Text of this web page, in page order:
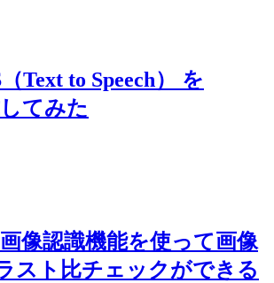
Text to Speech） を
てみた
像認識機能を使って画像
スト比チェックができる